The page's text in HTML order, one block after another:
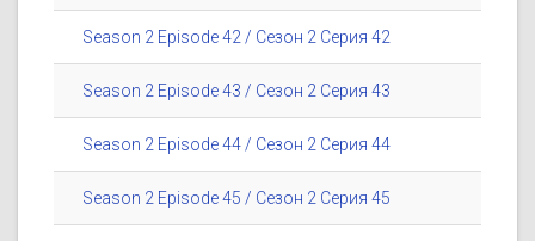
Season 2 Episode 42 / Сезон 2 Серия 42
Season 2 Episode 43 / Сезон 2 Серия 43
Season 2 Episode 44 / Сезон 2 Серия 44
Season 2 Episode 45 / Сезон 2 Серия 45